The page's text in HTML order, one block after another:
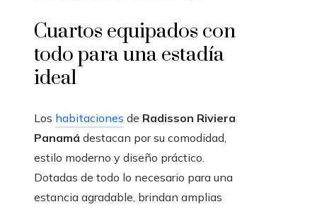
Cuartos equipados con
todo para una estadía
ideal
Los habitaciones de Radisson Riviera
Panamá destacan por su comodidad,
estilo moderno y diseño práctico.
Dotadas de todo lo necesario para una
estancia agradable, brindan amplias